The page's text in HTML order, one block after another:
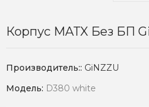
Корпус MATX Без БП
Производитель:: GiNZZU
Модель: D380 white